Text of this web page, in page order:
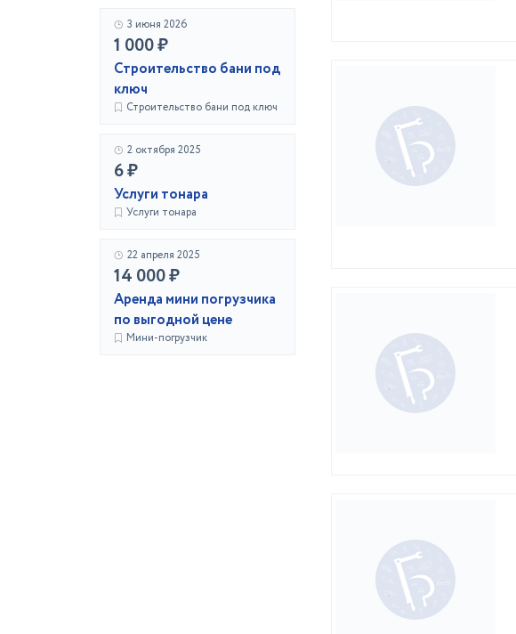
3 июня 2026
1 000 ₽
Строительство бани под
ключ
Строительство бани под ключ
2 октября 2025
6 ₽
Услуги тонара
Услуги тонара
22 апреля 2025
14 000 ₽
Аренда мини погрузчика
по выгодной цене
Мини-погрузчик